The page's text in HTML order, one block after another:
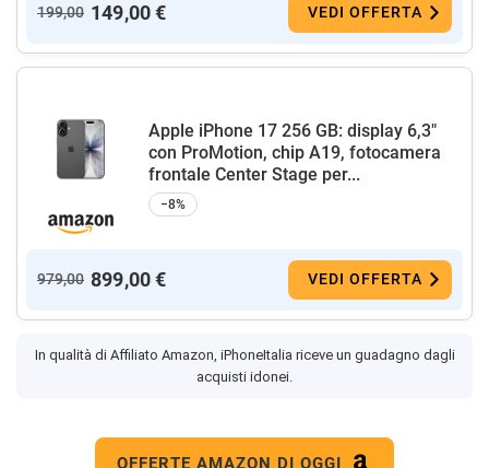
199,00 149,00 € VEDI OFFERTA
Apple iPhone 17 256 GB: display 6,3"
con ProMotion, chip A19, fotocamera
frontale Center Stage per...
−8%
979,00 899,00 € VEDI OFFERTA
In qualità di Affiliato Amazon, iPhoneItalia riceve un guadagno dagli
acquisti idonei.
OFFERTE AMAZON DI OGGI